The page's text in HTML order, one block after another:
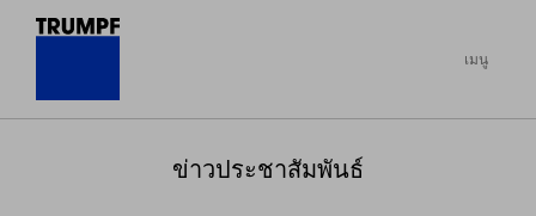
เมนู
ข่าวประชาสัมพันธ์